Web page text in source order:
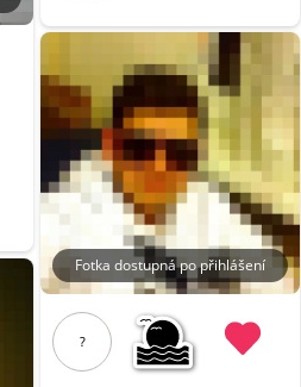
Fotka dostupná po přihlášení
?